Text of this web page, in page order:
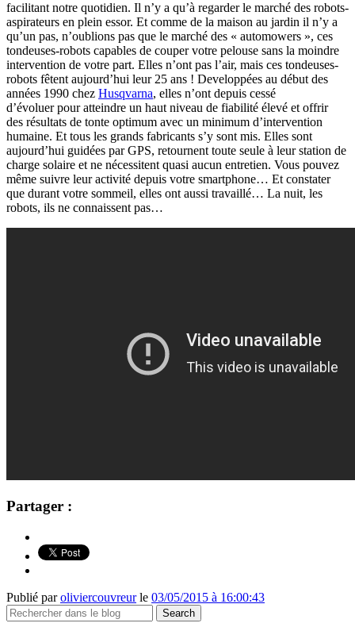
facilitant notre quotidien. Il n’y a qu’à regarder le marché des robots-
aspirateurs en plein essor. Et comme de la maison au jardin il n’y a
qu’un pas, n’oublions pas que le marché des « automowers », ces
tondeuses-robots capables de couper votre pelouse sans la moindre
intervention de votre part. Elles n’ont pas l’air, mais ces tondeuses-
robots fêtent aujourd’hui leur 25 ans ! Developpées au début des
années 1990 chez Husqvarna, elles n’ont depuis cessé
d’évoluer pour atteindre un haut niveau de fiabilité élevé et offrir
des résultats de tonte optimum avec un minimum d’intervention
humaine. Et tous les grands fabricants s’y sont mis. Elles sont
aujourd’hui guidées par GPS, retournent toute seule à leur station de
charge solaire et ne nécessitent quasi aucun entretien. Vous pouvez
même suivre leur activité depuis votre smartphone… Et constater
que durant votre sommeil, elles ont aussi travaillé… La nuit, les
robots, ils ne connaissent pas…
Partager :
Publié paroliviercouvreurle 03/05/2015 à 16:00:43